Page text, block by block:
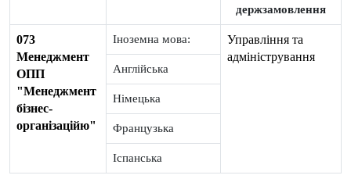
держзамовлення
073
Менеджмент
ОПП
"Менеджмент
бізнес-
організаційю"
Іноземна мова:
Управління та
адміністрування
Англійська
Німецька
Французька
Іспанська